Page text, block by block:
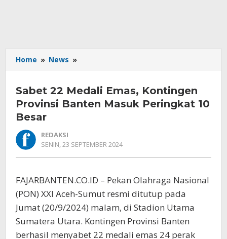
Home » News »
22
Emas,
Kontingen
Peringkat
10
Sabet 22 Medali Emas, Kontingen
Provinsi Banten Masuk Peringkat 10
Besar
REDAKSI
SENIN, 23 SEPTEMBER 2024
FAJARBANTEN.CO.ID – Pekan Olahraga Nasional
(PON) XXI Aceh-Sumut resmi ditutup pada
Jumat (20/9/2024) malam, di Stadion Utama
Sumatera Utara. Kontingen Provinsi Banten
berhasil menyabet 22 medali emas 24 perak